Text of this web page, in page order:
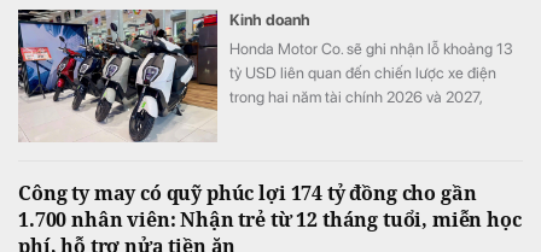
Kinh doanh
Honda Motor Co. sẽ ghi nhận lỗ khoảng 13
tỷ USD liên quan đến chiến lược xe điện
trong hai năm tài chính 2026 và 2027,
Công ty may có quỹ phúc lợi 174 tỷ đồng cho gần
1.700 nhân viên: Nhận trẻ từ 12 tháng tuổi, miễn học
phí, hỗ trợ nửa tiền ăn